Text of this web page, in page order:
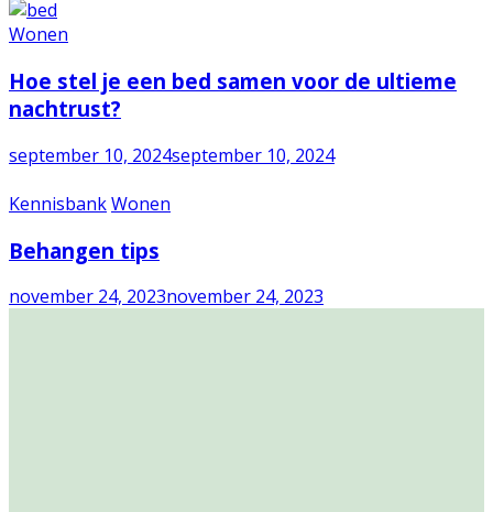
Wonen
Hoe stel je een bed samen voor de ultieme
nachtrust?
september 10, 2024september 10, 2024
KennisbankWonen
Behangen tips
november 24, 2023november 24, 2023